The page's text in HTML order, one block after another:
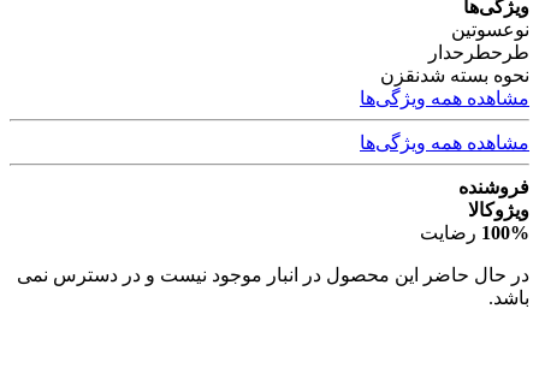
ویژگی‌ها
نوعسوتین
طرحطرحدار
نحوه بسته شدنقزن
مشاهده همه ویژگی‌ها
مشاهده همه ویژگی‌ها
فروشنده
ویژوکالا
100% رضایت
در حال حاضر این محصول در انبار موجود نیست و در دسترس نمی
باشد.